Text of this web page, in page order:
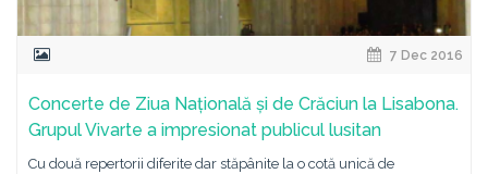
7 Dec 2016
Concerte de Ziua Națională și de Crăciun la Lisabona.
Grupul Vivarte a impresionat publicul lusitan
Cu două repertorii diferite dar stăpânite la o cotă unică de